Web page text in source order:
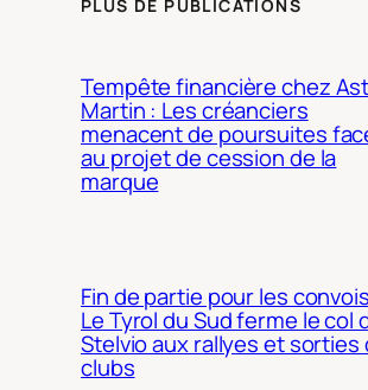
PLUS DE PUBLICATIONS
Tempête financière chez
Martin : Les créanciers
menacent de poursuites
au projet de cession de la
marque
Fin de partie pour les
Le Tyrol du Sud ferme le col
Stelvio aux rallyes et sorties
clubs